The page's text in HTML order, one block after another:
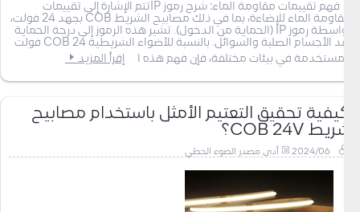
فهم تقييمات مقاومة الماء: شرح رموز IPتتم الإشارة إلى تقييمات
مقاومة الماء للإضاءة، بما في ذلك مصابيح الشريط COB بجهد 24 فولت،
بواسطة رموز IP (الحماية من الدخول). تشير هذه الرموز إلى درجة الحماية
ضد الأجسام الصلبة والسوائل. بالنسبة للأضواء الشريطية COB 24 فولت
المستخدمة في بيئات مختلفة، فإن فهم هذه ا
إقرأ المزيد
كيفية تحقيق التعتيم الأمثل باستخدام مصابيح
شريط COB 24V؟
2024/06 أدى مصدر الضوء الخطي